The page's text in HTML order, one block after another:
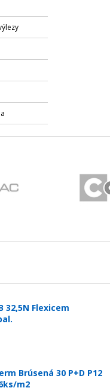
32,5N Flexicem
Brúsená 30 P+D P12
m2